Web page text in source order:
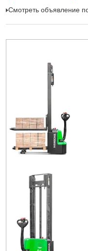
Смотреть объявление